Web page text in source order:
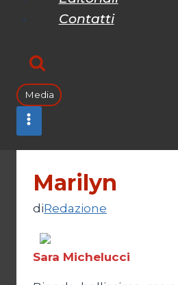
Contatti
Media
Marilyn
diRedazione
Sara Michelucci